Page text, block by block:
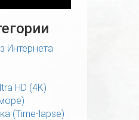
Интернета
HD (4K)
(Time-lapse)